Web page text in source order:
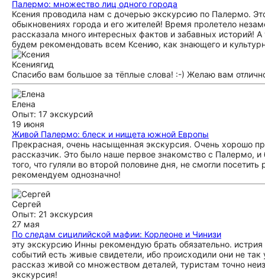
Палермо: множество лиц одного города
Ксения проводила нам с дочерью экскурсию по Палермо.
обыкновениях города и его жителей! Время пролетело
рассказала много интересных фактов и забавных
будем рекомендовать всем Ксению, как знающего и
Ксениягид
Спасибо вам большое за тёплые слова! :-) Желаю вам
Елена
Опыт: 17 экскурсий
19 июня
Живой Палермо: блеск и нищета южной Европы
Прекрасная, очень насыщенная экскурсия. Очень хорошо
рассказчик. Это было наше первое знакомство с Палермо,
того, что гуляли во второй половине дня, не смогли
рекомендуем однозначно!
Сергей
Опыт: 21 экскурсия
27 мая
По следам сицилийской мафии: Корлеоне и Чинизи
эту экскурсию Инны рекомендую брать обязательно.
событий есть живые свидетели, ибо происходили они не
рассказ живой со множеством деталей, туристам точно
экскурсия!